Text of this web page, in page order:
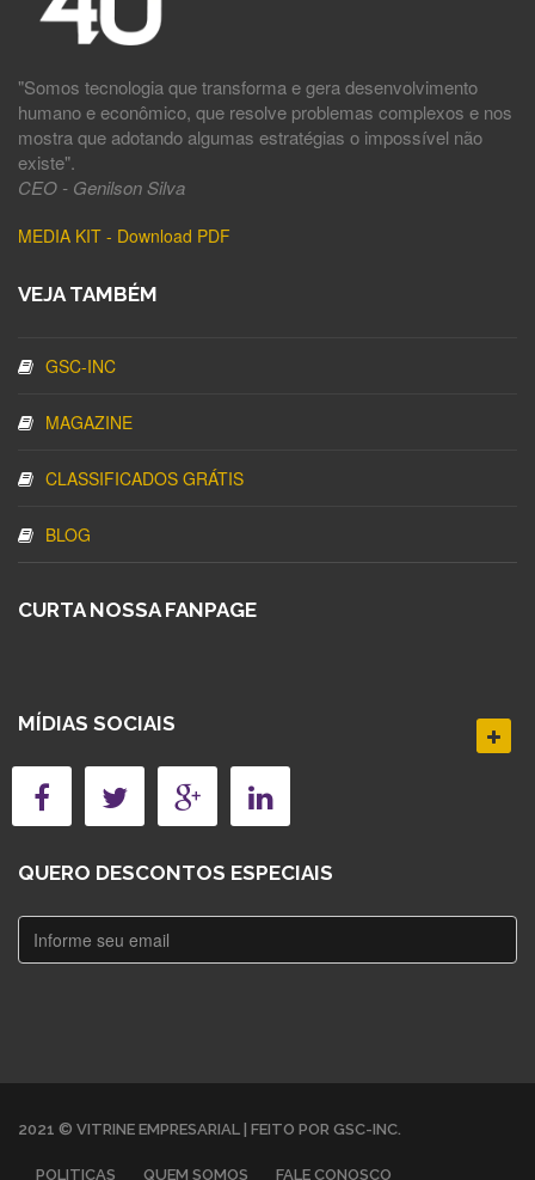
"Somos tecnologia que transforma e gera desenvolvimento
humano e econômico, que resolve problemas complexos e nos
mostra que adotando algumas estratégias o impossível não
existe".
CEO - Genilson Silva
MEDIA KIT - Download PDF
VEJA TAMBÉM
GSC-INC
MAGAZINE
CLASSIFICADOS GRÁTIS
BLOG
CURTA NOSSA FANPAGE
MÍDIAS SOCIAIS
QUERO DESCONTOS ESPECIAIS
2021 © VITRINE EMPRESARIAL | FEITO POR GSC-INC.
POLITICAS QUEM SOMOS FALE CONOSCO